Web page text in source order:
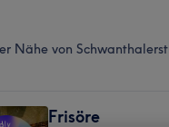
Nähe von
Frisöre